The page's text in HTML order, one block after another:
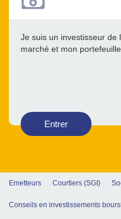
Je suis un investisseur de
marché et mon
Entrer
Emetteurs Courtiers (SGI)
Conseils en investissements